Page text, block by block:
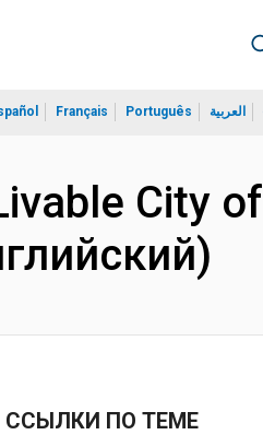
Français Português العربية
City of
ССЫЛКИ ПО ТЕМЕ